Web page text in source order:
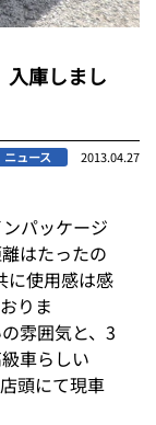
庫しまし
ニュース 2013.04.27
パッケージ
はたったの
使用感は感
りま
気と、3
車らしい
頭にて現車